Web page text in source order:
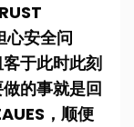
心安全问
于此时此刻
的事就是回
，顺便